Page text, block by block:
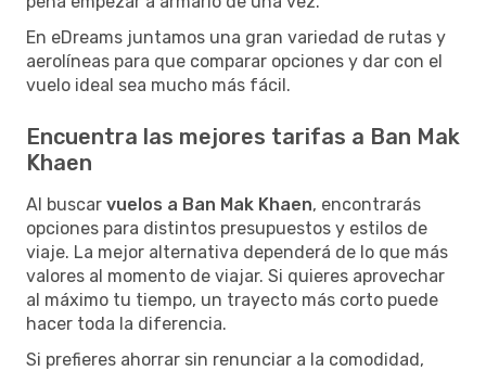
En eDreams juntamos una gran variedad de rutas y
aerolíneas para que comparar opciones y dar con el
vuelo ideal sea mucho más fácil.
Encuentra las mejores tarifas a Ban Mak
Khaen
Al buscar vuelos a Ban Mak Khaen, encontrarás
opciones para distintos presupuestos y estilos de
viaje. La mejor alternativa dependerá de lo que más
valores al momento de viajar. Si quieres aprovechar
al máximo tu tiempo, un trayecto más corto puede
hacer toda la diferencia.
Si prefieres ahorrar sin renunciar a la comodidad,